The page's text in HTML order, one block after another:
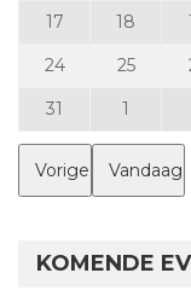
1717 augustus
18 18
2424 augustus
2525
31 31 augustus
1 1
Vorige Vandaag
KOMENDE